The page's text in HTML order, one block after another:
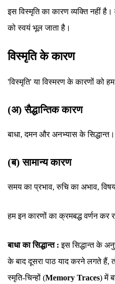
इस विस्मृति का कारण व्यक्ति नहीं
को स्वयं भूल जाता है।
विस्मृति के कारण
'विस्मृति' या विस्मरण के कारणों को
(अ) सैद्धान्तिक कारण
बाधा, दमन और अनभ्यास के सिद्धान्त।
(ब) सामान्य कारण
समय का प्रभाव, रुचि का अभाव, विषय
हम इन कारणों का क्रमबद्ध वर्णन कर
बाधा का सिद्धान्त : इस सिद्धान्त के
के बाद दूसरा पाठ याद करने लगते हैं,
स्मृति-चिन्हों (Memory Traces) में